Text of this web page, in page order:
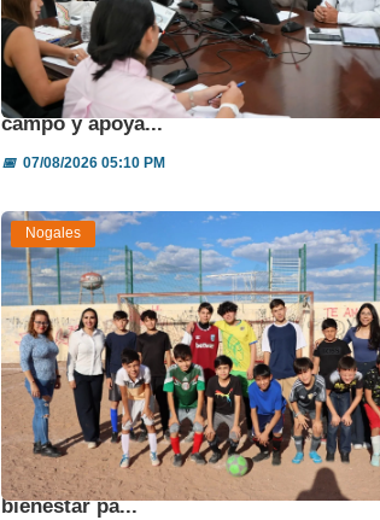
Destina Sonora 850 mdp para fortalecer
campo y apoya...
📅07/08/2026 05:10 PM
Nogales
Angélica Burgos impulsa jornada de
bienestar pa...